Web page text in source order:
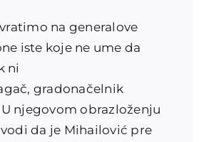
na generalove
iste koje ne ume da
ni
gradonačelnik
njegovom obrazloženju
da je Mihailović pre